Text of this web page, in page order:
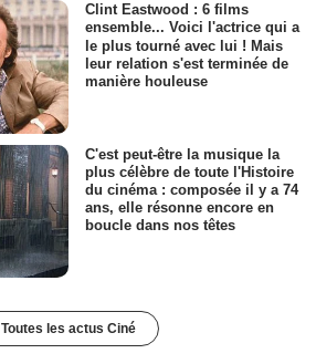
Clint Eastwood : 6 films
ensemble... Voici l'actrice qui a
le plus tourné avec lui ! Mais
leur relation s'est terminée de
manière houleuse
C'est peut-être la musique la
plus célèbre de toute l'Histoire
du cinéma : composée il y a 74
ans, elle résonne encore en
boucle dans nos têtes
Toutes les actus Ciné